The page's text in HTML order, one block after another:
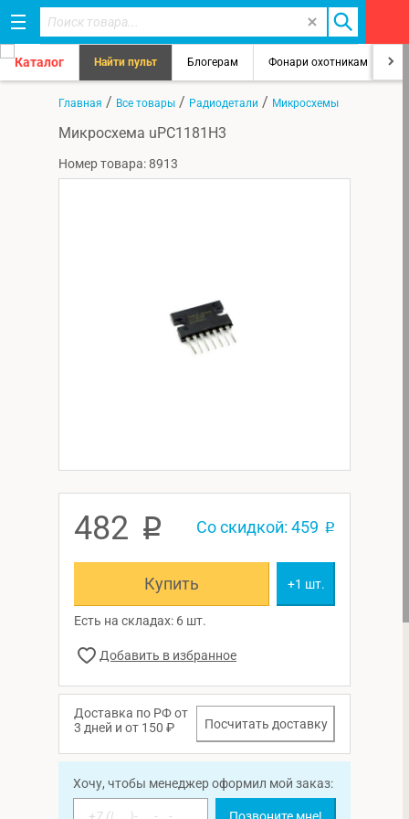
Каталог Найти пульт Блогерам Фонари охотникам
Главная / Все товары / Радиодетали / Микросхемы
Микросхема uPC1181H3
Номер товара: 8913
482 p Со скидкой: 459 p
Купить +1 шт.
Есть на складах: 6 шт.
Доставка по РФ от
3 дней и от 150 ₽
Посчитать доставку
Хочу, чтобы менеджер оформил мой заказ:
Позвоните мне!